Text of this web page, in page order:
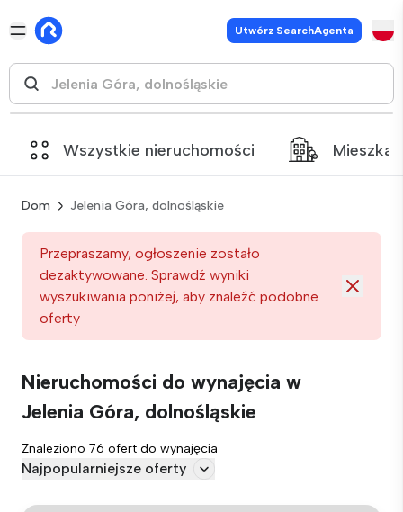
Utwórz SearchAgenta
Wszystkie nieruchomości
Dom Jelenia Góra, dolnośląskie
Przepraszamy, ogłoszenie zostało
dezaktywowane. Sprawdź wyniki
wyszukiwania poniżej, aby znaleźć podobne
oferty
Nieruchomości do wynajęcia w
Jelenia Góra, dolnośląskie
Znaleziono 76 ofert do wynajęcia
Najpopularniejsze oferty